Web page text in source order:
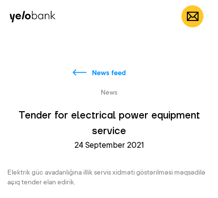
Individuals EN
News feed
News
Tender for electrical power equipment
service
24 September 2021
Elektrik güc avadanlığına illik servis xidməti göstərilməsi məqsədilə
açıq tender elan edirik.